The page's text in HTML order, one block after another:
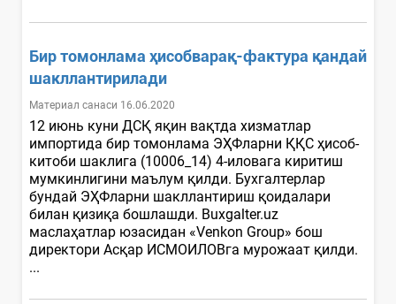
Бир томонлама ҳисобварақ-фактура қандай
шакллантирилади
Материал санаси 16.06.2020
12 июнь куни ДСҚ яқин вақтда хизматлар
импортида бир томонлама ЭҲФларни ҚҚС ҳисоб-
китоби шаклига (10006_14) 4-иловага киритиш
мумкинлигини маълум қилди. Бухгалтерлар
бундай ЭҲФларни шакллантириш қоидалари
билан қизиқа бошлашди. Buxgalter.uz
маслаҳатлар юзасидан «Venkon Group» бош
директори Асқар ИСМОИЛОВга мурожаат қилди.
...